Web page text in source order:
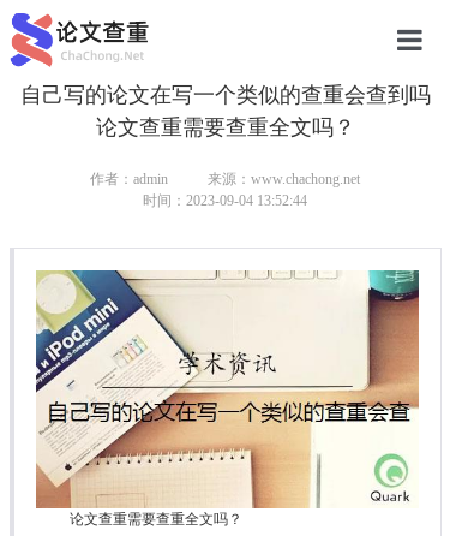
网站首页
本科论文
研究生论
博士论文
自己写的论文在写一个类似的查重会查到吗
论文查重需要查重全文吗？
作者：admin
来源：www.chachong.net
时间：2023-09-04 13:52:44
论文查重需要查重全文吗？